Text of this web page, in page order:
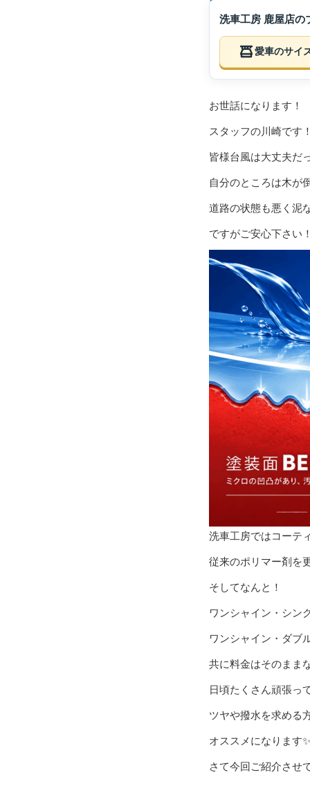
洗車工房 鹿屋店の
愛車のサイ
お世話になります！
スタッフの川崎です
皆様台風は大丈夫だ
自分のところは木が
道路の状態も悪く泥
ですがご安心下さい
洗車工房ではコーテ
従来のポリマー剤を
そしてなんと！
ワンシャイン・シン
ワンシャイン・ダブ
共に料金はそのまま
日頃たくさん頑張っ
ツヤや撥水を求める
オススメになります✨
さて今回ご紹介させ